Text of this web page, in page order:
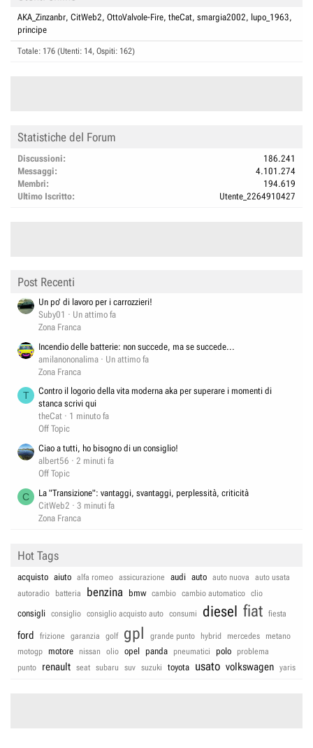
AKA_Zinzanbr CitWeb2 OttoValvole-Fire theCat smargia2002 lupo_1963
principe
Totale: 176 (Utenti: 14, Ospiti: 162)
Statistiche del Forum
Discussioni
186.241
Messaggi
4.101.274
Membri
194.619
Ultimo Iscritto
Utente_2264910427
Post Recenti
Un po' di lavoro per i carrozzieri!
Suby01
Un attimo fa
Zona Franca
Incendio delle batterie: non succede, ma se succede...
amilanononalima
Un attimo fa
Zona Franca
T
Contro il logorio della vita moderna aka per superare i momenti di
stanca scrivi qui
theCat
1 minuto fa
Off Topic
Ciao a tutti, ho bisogno di un consiglio!
albert56
2 minuti fa
Off Topic
C
La "Transizione": vantaggi, svantaggi, perplessità, criticità
CitWeb2
3 minuti fa
Zona Franca
Hot Tags
acquisto aiuto alfa romeo assicurazione audi auto auto nuova
auto usata
autoradio
batteria benzina bmw cambio cambio automatico clio
consigli consiglio consiglio acquisto auto consumi diesel fiat fiesta
ford frizione garanzia golf gpl grande punto hybrid mercedes
metano
motogp
motore nissan olio opel panda pneumatici polo
problema
punto
renault seat subaru suv suzuki toyota usato volkswagen yaris